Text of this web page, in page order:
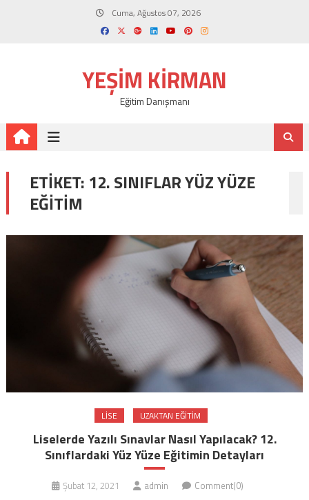
Cuma, Ağustos 07, 2026
YEŞIM KIRMAN
Eğitim Danışmanı
ETIKET: 12. SINIFLAR YÜZ YÜZE
EĞITIM
LISE UZAKTAN EĞITIM
Liselerde Yazılı Sınavlar Nasıl Yapılacak? 12.
Sınıflardaki Yüz Yüze Eğitimin Detayları
Şubat 12, 2021 admin Comment(0)